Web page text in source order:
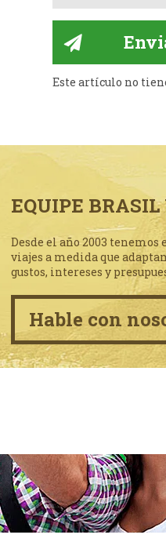
Este artículo no
EQUIPE
Desde el año 2003
viajes a medida que
gustos, intereses y
Hable con